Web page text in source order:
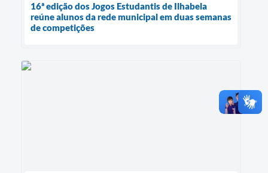
16ª edição dos Jogos Estudantis de Ilhabela
reúne alunos da rede municipal em duas semanas
de competições